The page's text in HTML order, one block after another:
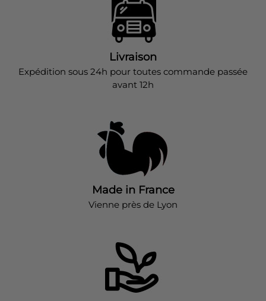
Livraison
Expédition sous 24h pour toutes commande passée
avant 12h
Made in France
Vienne près de Lyon